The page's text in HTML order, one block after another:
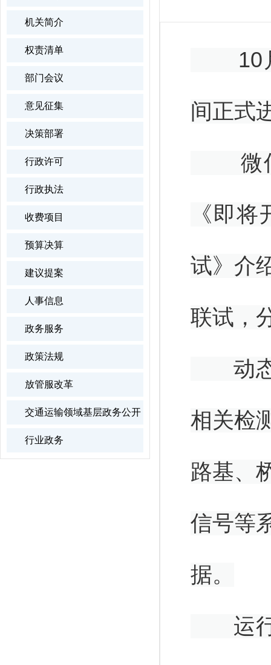
机关简介
权责清单
部门会议
意见征集
决策部署
行政许可
行政执法
收费项目
预算决算
建议提案
人事信息
政务服务
政策法规
放管服改革
交通运输领域基层政务公开
行业政务
10月
间正式
微信
《即
试》介
联试，
动态
相关检
路基、
信号等
据。
运行